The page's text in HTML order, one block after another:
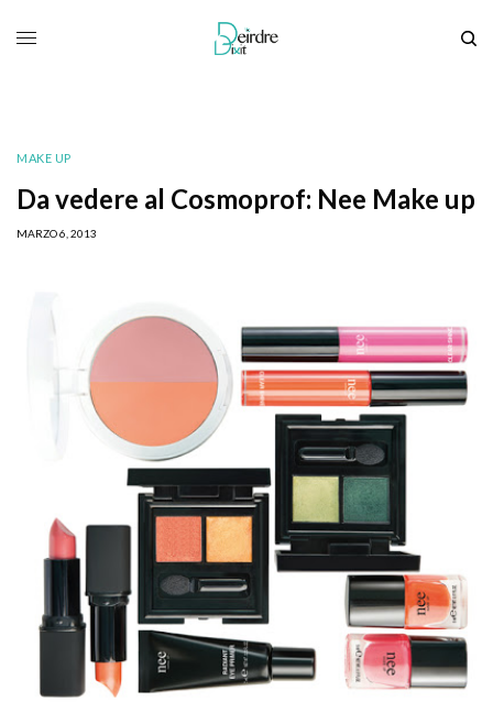
MAKE UP
Da vedere al Cosmoprof: Nee Make up
MARZO 6, 2013